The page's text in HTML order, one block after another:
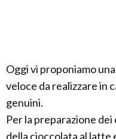
Oggi vi proponiamo
veloce da realizzare in
genuini.
Per la preparazione
della cioccolata al latte